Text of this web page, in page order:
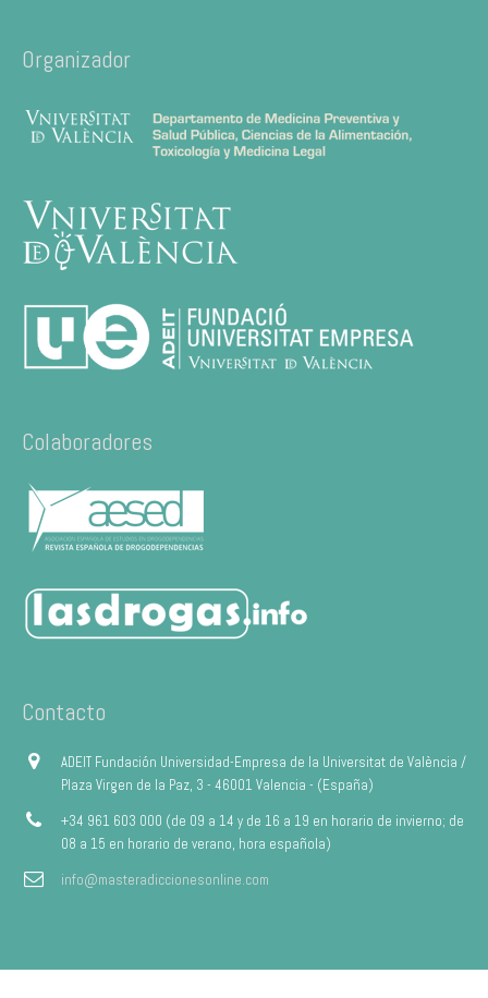
Organizador
Colaboradores
Contacto
ADEIT Fundación Universidad-Empresa de la Universitat de València /
Plaza Virgen de la Paz, 3 - 46001 Valencia - (España)
+34 961 603 000 (de 09 a 14 y de 16 a 19 en horario de invierno; de
08 a 15 en horario de verano, hora española)
info@masteradiccionesonline.com